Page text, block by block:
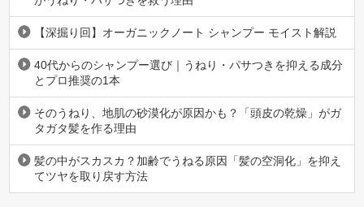
【深掘り回】オーガニックノート シャンプー モイスト解説
40代からのシャンプー選び｜うねり・パサつきを抑える成分
とプロ推奨の1本
そのうねり、地肌の砂漠化が原因かも？「頭皮の乾燥」がガ
タガタ髪を作る理由
髪の中がスカスカ？加齢でうねる原因「髪の空洞化」を抑え
てツヤを取り戻す方法